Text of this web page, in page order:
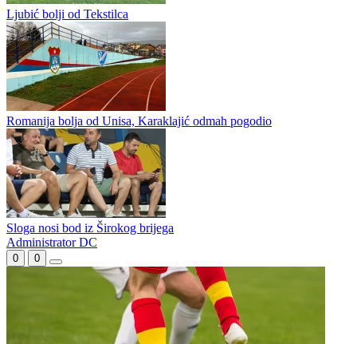
Ljubić bolji od Tekstilca
Romanija bolja od Unisa, Karaklajić odmah pogodio
Sloga nosi bod iz Širokog brijega
Administrator DC
0 0